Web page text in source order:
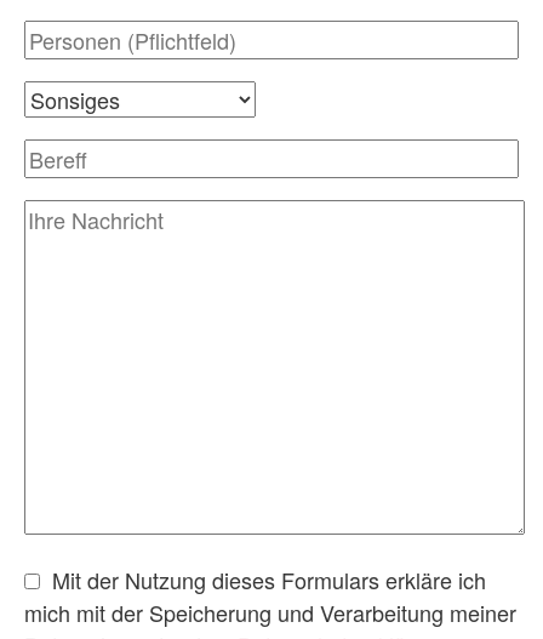
Mit der Nutzung dieses Formulars erkläre ich
mich mit der Speicherung und Verarbeitung meiner